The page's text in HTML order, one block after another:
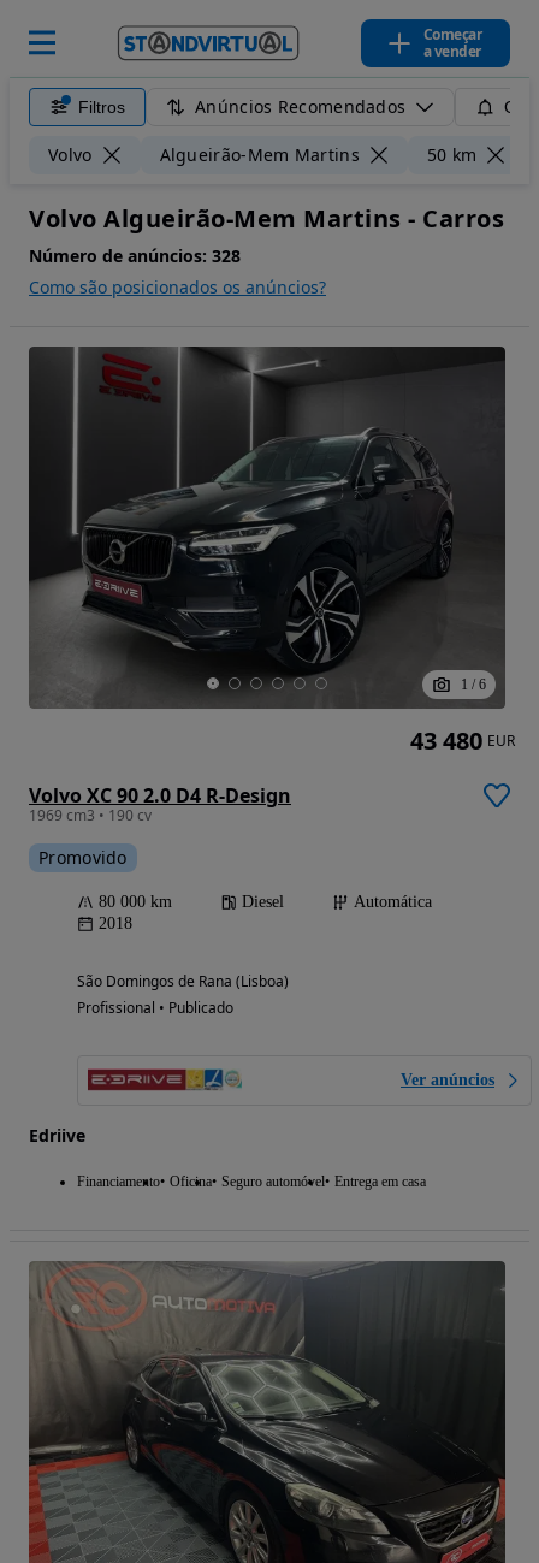
Começar
a vender
Filtros Anúncios Recomendados
Volvo Algueirão-Mem Martins 50 km
Volvo Algueirão-Mem Martins - Carros
Número de anúncios: 328
Como são posicionados os anúncios?
1 / 6
Volvo XC 90 2.0 D4 R-Design
1969 cm3 • 190 cv
Promovido
80 000 km Diesel
Automática
2018
São Domingos de Rana (Lisboa)
Profissional • Publicado
Ver anúncios
Edriive
Financiamento Oficina Seguro automóvel Entrega em casa
43 480 EUR